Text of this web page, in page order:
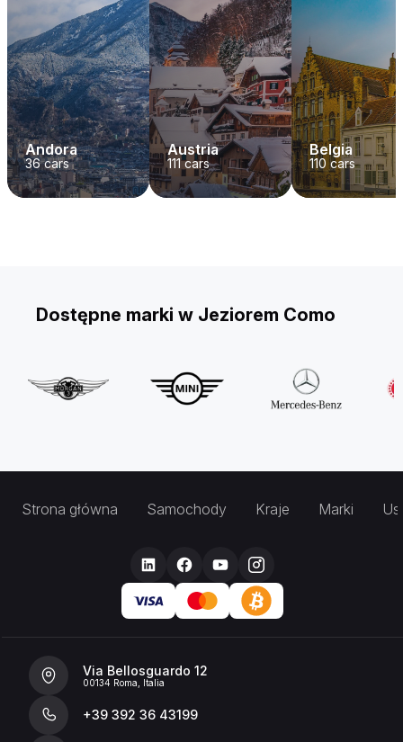
Andora
36cars
Austria
111cars
Belgia
110 cars
Dostępne marki w Jeziorem Como
Strona główna Samochody Kraje Marki
Via Bellosguardo 12
00134 Roma, Italia
+39 392 36 43199